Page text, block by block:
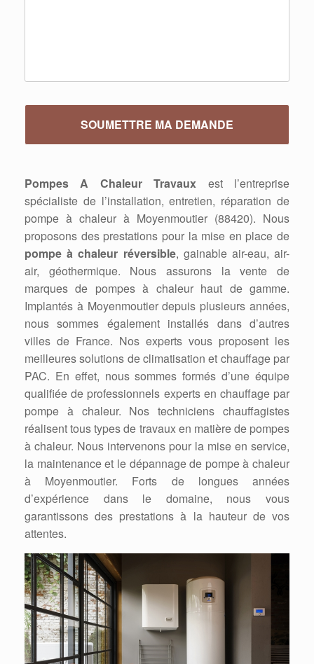
Pompes A Chaleur Travaux est l’entreprise
spécialiste de l’installation, entretien, réparation de
pompe à chaleur à Moyenmoutier (88420). Nous
proposons des prestations pour la mise en place de
pompe à chaleur réversible, gainable air-eau, air-
air, géothermique. Nous assurons la vente de
marques de pompes à chaleur haut de gamme.
Implantés à Moyenmoutier depuis plusieurs années,
nous sommes également installés dans d’autres
villes de France. Nos experts vous proposent les
meilleures solutions de climatisation et chauffage par
PAC. En effet, nous sommes formés d’une équipe
qualifiée de professionnels experts en chauffage par
pompe à chaleur. Nos techniciens chauffagistes
réalisent tous types de travaux en matière de pompes
à chaleur. Nous intervenons pour la mise en service,
la maintenance et le dépannage de pompe à chaleur
à Moyenmoutier. Forts de longues années
d’expérience dans le domaine, nous vous
garantissons des prestations à la hauteur de vos
attentes.